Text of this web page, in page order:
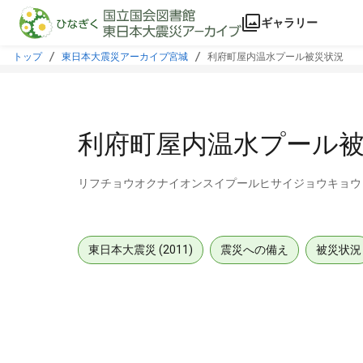
本文に飛ぶ
ギャラリー
トップ 東日本大震災アーカイブ宮城 利府町屋内温水プール被災状況
利府町屋内温水プール
リフチョウオクナイオンスイプールヒサイジョウキョウ
東日本大震災 (2011) 震災への備え 被災状況